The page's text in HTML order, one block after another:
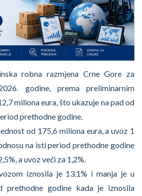
robna razmjena Crne Gore za
godine, prema preliminarnim
miliona eura, što ukazuje na pad od
prethodne godine.
od 175,6 miliona eura, a uvoz 1
na isti period prethodne godine
a uvoz veći za 1,2%.
iznosila je 13,1% i manja je u
prethodne godine kada je iznosila